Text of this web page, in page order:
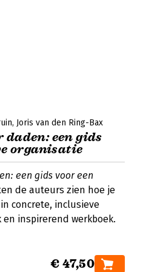
Joris van den Ring-Bax
een gids
organisatie
een gids voor een
de auteurs zien hoe je
concrete, inclusieve
inspirerend werkboek.
€ 47,50